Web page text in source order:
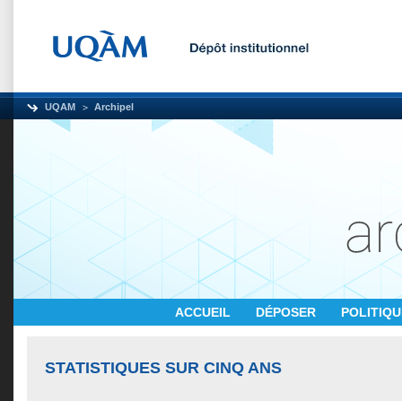
UQAM Archipel
ACCUEIL DÉPOSER
STATISTIQUES SUR CINQ ANS